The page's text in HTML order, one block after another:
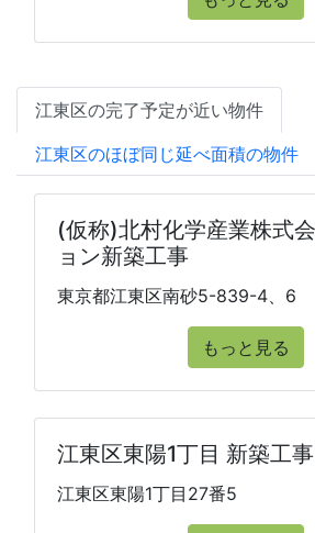
江東区の完了予定が近い物件
江東区のほぼ同じ延べ面積の物件
(仮称)北村化学産業株式
ョン新築工事
東京都江東区南砂5-839-4、6
もっと見る
江東区東陽1丁目 新築工事
江東区東陽1丁目27番5